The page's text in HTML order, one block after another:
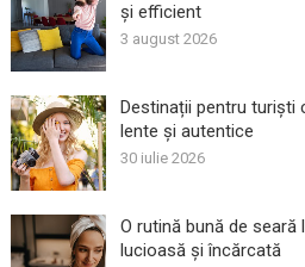
și efficient
3 august 2026
Destinații pentru turiști
lente și autentice
30 iulie 2026
O rutină bună de seară
lucioasă și încărcată